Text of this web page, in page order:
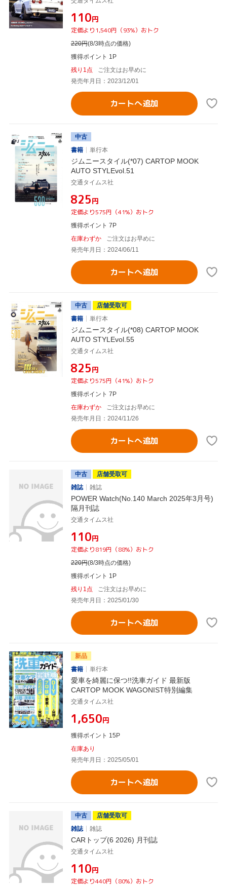
¥110円
定価より1,540円（93%）おトク
220円(8/3時点の価格)
獲得ポイント 1P
残り1点
ご注文はお早めに
発売年月日：2023/12/01
カートへ追加
中古
書籍
単行本
ジムニースタイル(*07) CARTOP MOOK
AUTO STYLEvol.51
交通タイムス社
¥825円
定価より575円（41%）おトク
獲得ポイント 7P
在庫わずか
ご注文はお早めに
発売年月日：2024/06/11
カートへ追加
中古
店舗受取可
書籍
単行本
ジムニースタイル(*08) CARTOP MOOK
AUTO STYLEvol.55
交通タイムス社
¥825円
定価より575円（41%）おトク
獲得ポイント 7P
在庫わずか
ご注文はお早めに
発売年月日：2024/11/26
カートへ追加
中古
店舗受取可
雑誌
雑誌
POWER Watch(No.140 March 2025年3月号)
隔月刊誌
交通タイムス社
¥110円
定価より819円（88%）おトク
220円(8/3時点の価格)
獲得ポイント 1P
残り1点
ご注文はお早めに
発売年月日：2025/01/30
カートへ追加
新品
書籍
単行本
愛車を綺麗に保つ!!洗車ガイド 最新版
CARTOP MOOK WAGONIST特別編集
交通タイムス社
¥1,650円
獲得ポイント 15P
在庫あり
発売年月日：2025/05/01
カートへ追加
中古
店舗受取可
雑誌
雑誌
CARトップ(6 2026) 月刊誌
交通タイムス社
¥110円
定価より440円（80%）おトク